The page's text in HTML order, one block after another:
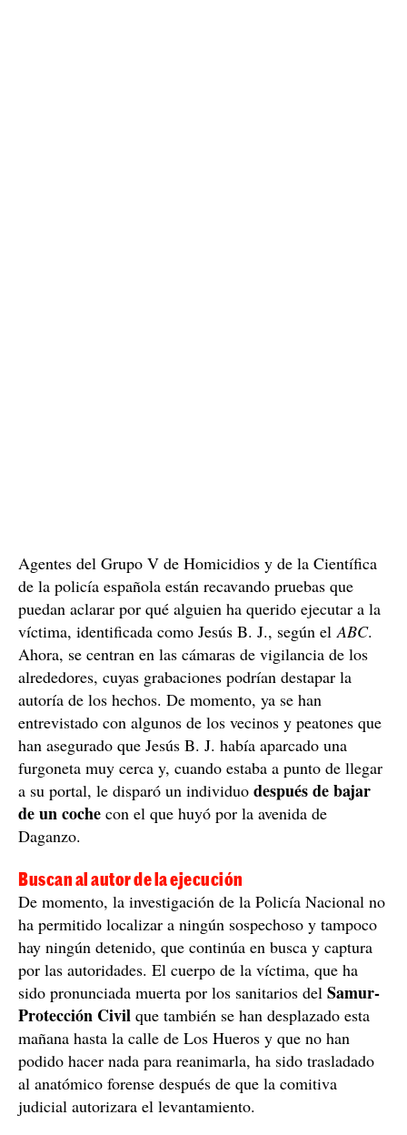
Agentes del Grupo V de Homicidios y de la Científica
de la policía española están recavando pruebas que
puedan aclarar por qué alguien ha querido ejecutar a la
víctima, identificada como Jesús B. J., según elABC.
Ahora, se centran en las cámaras de vigilancia de los
alrededores, cuyas grabaciones podrían destapar la
autoría de los hechos. De momento, ya se han
entrevistado con algunos de los vecinos y peatones que
han asegurado que Jesús B. J. había aparcado una
furgoneta muy cerca y, cuando estaba a punto de llegar
a su portal, le disparó un individuo después de bajar
de un coche con el que huyó por la avenida de
Daganzo.
Buscan al autor de la ejecución
De momento, la investigación de la Policía Nacional no
ha permitido localizar a ningún sospechoso y tampoco
hay ningún detenido, que continúa en busca y captura
por las autoridades. El cuerpo de la víctima, que ha
sido pronunciada muerta por los sanitarios del Samur-
Protección Civil que también se han desplazado esta
mañana hasta la calle de Los Hueros y que no han
podido hacer nada para reanimarla, ha sido trasladado
al anatómico forense después de que la comitiva
judicial autorizara el levantamiento.